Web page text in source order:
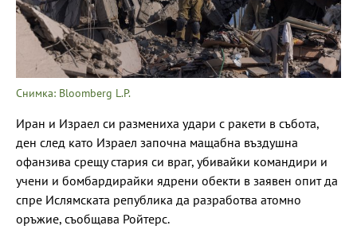
Снимка: Bloomberg L.P.
Иран и Израел си размениха удари с ракети в събота,
ден след като Израел започна мащабна въздушна
офанзива срещу стария си враг, убивайки командири и
учени и бомбардирайки ядрени обекти в заявен опит да
спре Ислямската република да разработва атомно
оръжие, съобщава Ройтерс.